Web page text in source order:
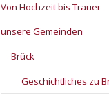
Von Hochzeit bis Trauer
unsere Gemeinden
Brück
Geschichtliches zu